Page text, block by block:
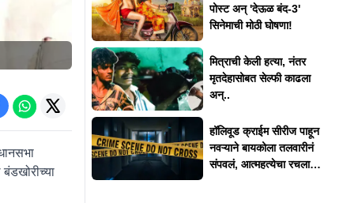
पोस्ट अन् 'देऊळ बंद-3'
सिनेमाची मोठी घोषणा!
मित्राची केली हत्या, नंतर
मृतदेहासोबत सेल्फी काढला
अन्..
हॉलिवूड क्राईम सीरीज पाहून
नवऱ्याने बायकोला तलवारीनं
संपवलं, आत्महत्येचा रचला